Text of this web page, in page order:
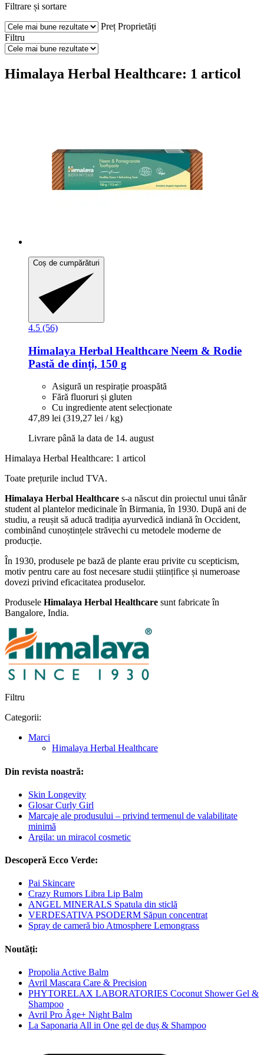
Filtrare și sortare
Preț Proprietăți
Filtru
Himalaya Herbal Healthcare: 1 articol
Coș de cumpărături
4.5 (56)
Himalaya Herbal Healthcare Neem & Rodie
Pastă de dinți, 150 g
Asigură un respirație proaspătă
Fără fluoruri și gluten
Cu ingrediente atent selecționate
47,89 lei (319,27 lei / kg)
Livrare până la data de 14. august
Himalaya Herbal Healthcare: 1 articol
Toate prețurile includ TVA.
Himalaya Herbal Healthcare s-a născut din proiectul unui tânăr
student al plantelor medicinale în Birmania, în 1930. După ani de
studiu, a reușit să aducă tradiția ayurvedică indiană în Occident,
combinând cunoștințele străvechi cu metodele moderne de
producție.
În 1930, produsele pe bază de plante erau privite cu scepticism,
motiv pentru care au fost necesare studii științifice și numeroase
dovezi privind eficacitatea produselor.
Produsele Himalaya Herbal Healthcare sunt fabricate în
Bangalore, India.
Filtru
Categorii:
Marci
Himalaya Herbal Healthcare
Din revista noastră:
Skin Longevity
Glosar Curly Girl
Marcaje ale produsului – privind termenul de valabilitate
minimă
Argila: un miracol cosmetic
Descoperă Ecco Verde:
Pai Skincare
Crazy Rumors Libra Lip Balm
ANGEL MINERALS Spatula din sticlă
VERDESATIVA PSODERM Săpun concentrat
Spray de cameră bio Atmosphere Lemongrass
Noutăți:
Propolia Active Balm
Avril Mascara Care & Precision
PHYTORELAX LABORATORIES Coconut Shower Gel &
Shampoo
Avril Pro Âge+ Night Balm
La Saponaria All in One gel de duș & Shampoo